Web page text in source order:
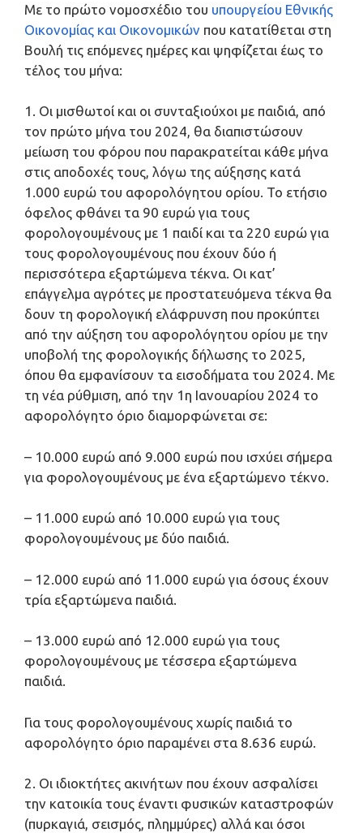
Με το πρώτο νομοσχέδιο του υπουργείου Εθνικής
Οικονομίας και Οικονομικών που κατατίθεται στη
Βουλή τις επόμενες ημέρες και ψηφίζεται έως το
τέλος του μήνα:
1. Οι μισθωτοί και οι συνταξιούχοι με παιδιά, από
τον πρώτο μήνα του 2024, θα διαπιστώσουν
μείωση του φόρου που παρακρατείται κάθε μήνα
στις αποδοχές τους, λόγω της αύξησης κατά
1.000 ευρώ του αφορολόγητου ορίου. Το ετήσιο
όφελος φθάνει τα 90 ευρώ για τους
φορολογουμένους με 1 παιδί και τα 220 ευρώ για
τους φορολογουμένους που έχουν δύο ή
περισσότερα εξαρτώμενα τέκνα. Οι κατ’
επάγγελμα αγρότες με προστατευόμενα τέκνα θα
δουν τη φορολογική ελάφρυνση που προκύπτει
από την αύξηση του αφορολόγητου ορίου με την
υποβολή της φορολογικής δήλωσης το 2025,
όπου θα εμφανίσουν τα εισοδήματα του 2024. Με
τη νέα ρύθμιση, από την 1η Ιανουαρίου 2024 το
αφορολόγητο όριο διαμορφώνεται σε:
– 10.000 ευρώ από 9.000 ευρώ που ισχύει σήμερα
για φορολογουμένους με ένα εξαρτώμενο τέκνο.
– 11.000 ευρώ από 10.000 ευρώ για τους
φορολογουμένους με δύο παιδιά.
– 12.000 ευρώ από 11.000 ευρώ για όσους έχουν
τρία εξαρτώμενα παιδιά.
– 13.000 ευρώ από 12.000 ευρώ για τους
φορολογουμένους με τέσσερα εξαρτώμενα
παιδιά.
Για τους φορολογουμένους χωρίς παιδιά το
αφορολόγητο όριο παραμένει στα 8.636 ευρώ.
2. Οι ιδιοκτήτες ακινήτων που έχουν ασφαλίσει
την κατοικία τους έναντι φυσικών καταστροφών
(πυρκαγιά, σεισμός, πλημμύρες) αλλά και όσοι